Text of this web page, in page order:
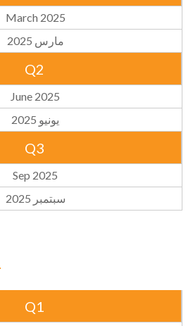
March 2025
مارس 2025
Q2
June 2025
يونيو 2025
Q3
Sep 2025
سبتمبر 2025
Q1